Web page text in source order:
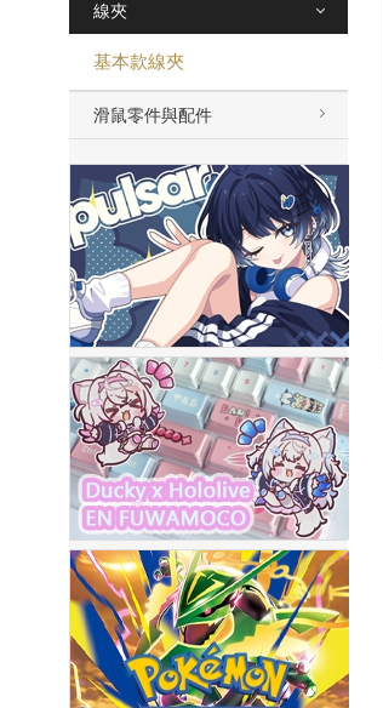
線夾
基本款線夾
滑鼠零件與配件